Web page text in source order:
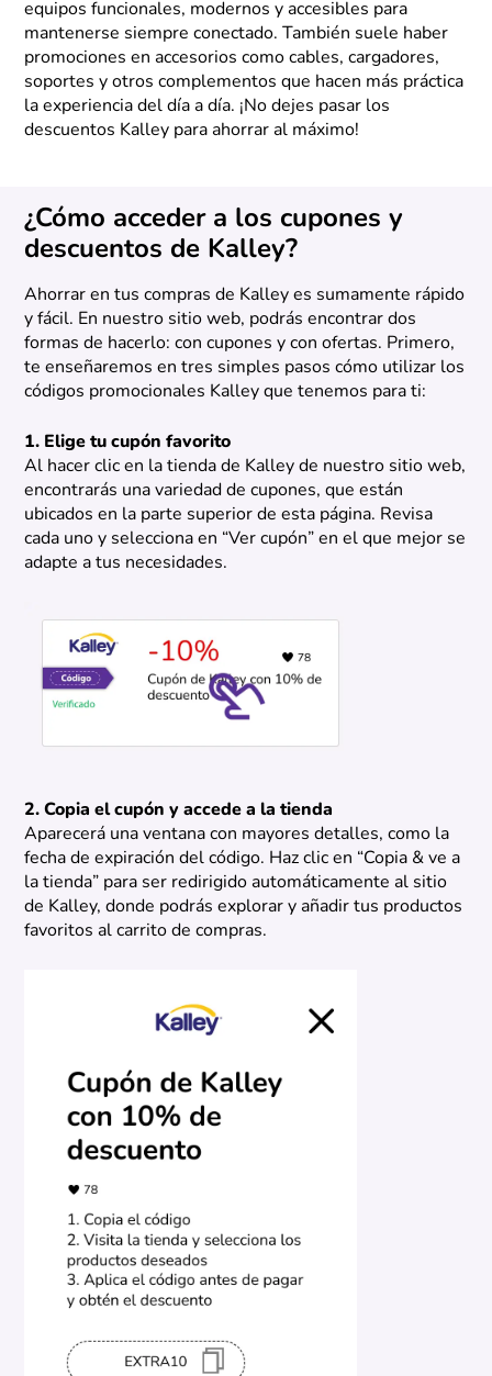
equipos funcionales, modernos y accesibles para
mantenerse siempre conectado. También suele haber
promociones en accesorios como cables, cargadores,
soportes y otros complementos que hacen más práctica
la experiencia del día a día. ¡No dejes pasar los
descuentos Kalley para ahorrar al máximo!
¿Cómo acceder a los cupones y
descuentos de Kalley?
Ahorrar en tus compras de Kalley es sumamente rápido
y fácil. En nuestro sitio web, podrás encontrar dos
formas de hacerlo: con cupones y con ofertas. Primero,
te enseñaremos en tres simples pasos cómo utilizar los
códigos promocionales Kalley que tenemos para ti:
1. Elige tu cupón favorito
Al hacer clic en la tienda de Kalley de nuestro sitio web,
encontrarás una variedad de cupones, que están
ubicados en la parte superior de esta página. Revisa
cada uno y selecciona en “Ver cupón” en el que mejor se
adapte a tus necesidades.
2. Copia el cupón y accede a la tienda
Aparecerá una ventana con mayores detalles, como la
fecha de expiración del código. Haz clic en “Copia & ve a
la tienda” para ser redirigido automáticamente al sitio
de Kalley, donde podrás explorar y añadir tus productos
favoritos al carrito de compras.